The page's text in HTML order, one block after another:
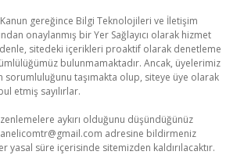
Kanun gereğince Bilgi Teknolojileri ve İletişim
onaylanmış bir Yer Sağlayıcı olarak hizmet
sitedeki içerikleri proaktif olarak denetleme
bulunmamaktadır. Ancak, üyelerimiz
sorumluluğunu taşımakta olup, siteye üye olarak
etmiş sayılırlar.
aykırı olduğunu düşündüğünüz
adresine bildirmeniz
yasal süre içerisinde sitemizden kaldırılacaktır.